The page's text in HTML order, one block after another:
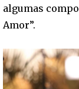
algumas
Amor”.